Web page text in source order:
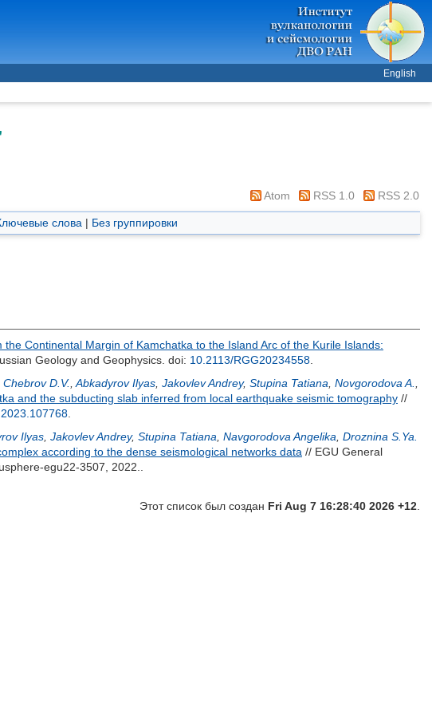
English
Atom RSS 1.0 RSS 2.0
слова | Без группировки
the Continental Margin of Kamchatka to the Island Arc of the Kurile Islands:
Geology and Geophysics. doi: 10.2113/RGG20234558
Chebrov D.V. Abkadyrov Ilyas Jakovlev Andrey, Stupina Tatiana Novgorodova A.
and the subducting slab inferred from local earthquake seismic tomography //
Ilyas Jakovlev Andrey, Stupina Tatiana Navgorodova Angelika Droznina S.Ya.
according to the dense seismological networks data // EGU General
egu22-3507, 2022..
Этот список был создан Fri Aug 7 16:28:40 2026 +12